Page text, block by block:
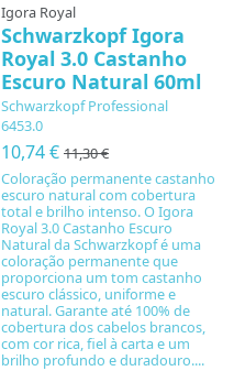
Igora Royal
Schwarzkopf Igora
Royal 3.0 Castanho
Escuro Natural 60ml
Schwarzkopf Professional
6453.0
10,74 € 11,30 €
Coloração permanente castanho
escuro natural com cobertura
total e brilho intenso. O Igora
Royal 3.0 Castanho Escuro
Natural da Schwarzkopf é uma
coloração permanente que
proporciona um tom castanho
escuro clássico, uniforme e
natural. Garante até 100% de
cobertura dos cabelos brancos,
com cor rica, fiel à carta e um
brilho profundo e duradouro....